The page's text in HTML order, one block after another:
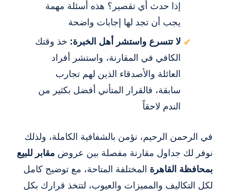
إذا حدث أي تقصير؟ هذه أسئلة مهمة
يجب أن تجد لها إجابات واضحة
لا تتسرع واستشر أهل الخبرة: خذ وقتك
الكافي في المقارنة، واستشر أفراد
العائلة والأصدقاء الذين لهم تجارب
سابقة، فالقرار المتأني أفضل بكثير من
الندم لاحقاً
في الرحمن الرحيم، نؤمن بالشفافية الكاملة، ولذلك
نوفر لك جداول مقارنة مفصلة بين عروض مقابر للبيع
بمحافظة القاهرة المختلفة المتاحة، مع توضيح كامل
لكل التكاليف والمميزات والعيوب، لتتخذ قرارك بكل